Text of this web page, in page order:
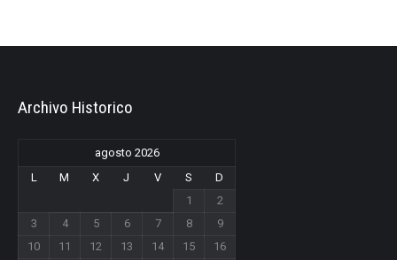
Archivo Historico
agosto 2026
L
M X J V S
D
1
2
3
4 5 6 7 8
9
10
11 12 13 14 15
16